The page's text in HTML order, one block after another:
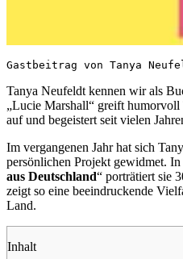
Gastbeitrag von Tanya
Tanya Neufeldt kennen wir als
„Lucie Marshall“ greift
auf und begeistert seit vielen
Im vergangenen Jahr hat sich
persönlichen Projekt gewidmet.
aus Deutschland“ porträtiert sie
zeigt so eine beeindruckende
Land.
Inhalt